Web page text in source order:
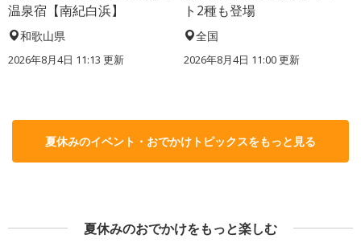
温泉宿【南紀白浜】
和歌山県
2026年8月4日 11:13 更新
ト2種も登場
全国
2026年8月4日 11:00更新
夏休みのイベント・おでかけトピックスをもっと見る
夏休みのおでかけをもっと楽しむ